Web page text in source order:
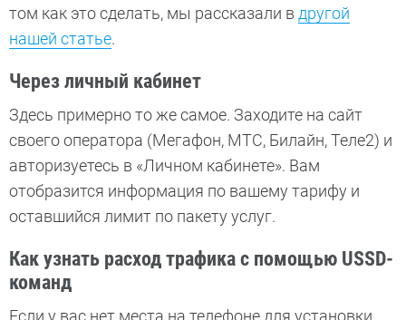
том как это сделать, мы рассказали в другой
нашей статье.
Через личный кабинет
Здесь примерно то же самое. Заходите на сайт
своего оператора (Мегафон, МТС, Билайн, Теле2) и
авторизуетесь в «Личном кабинете». Вам
отобразится информация по вашему тарифу и
оставшийся лимит по пакету услуг.
Как узнать расход трафика с помощью USSD-
команд
Если у вас нет места на телефоне для установки